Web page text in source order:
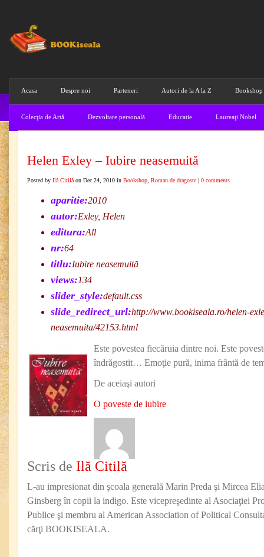
Acasa Despre noi Parteneri Autori de la A la Z Bookshop
Colecţia de Artă Dezvoltare personală Educatie Laureaţi Nobel
Helen Exley – Iubire neasemuită
Posted by Ilă Citilă on Dec 24, 2010 in Bookshop Roman de dragoste | 0 comments
aparitie:2010
autor:Exley, Helen
editura:All
nr:64
titlu:Iubire neasemuită
views:134
slider_style:default.css
slide_redirect_url:http://www.bookiseala.ro/helen-
neasemuita/42153.html
Este povestea fiecăruia dintre noi. Este
îndrăgostit… Emoţie pură, inima frântă de
De aceiaşi autori
O poveste de iubire
Scris de Ilă Citilă
L-au impresionat din şcoala generală Marin Preda şi Mircea
Ginsberg în copii la indigo. Este vicepreşedinte al Asociaţiei
Publice şi membru al American Association of Political
cărţi BOOKISEALA.